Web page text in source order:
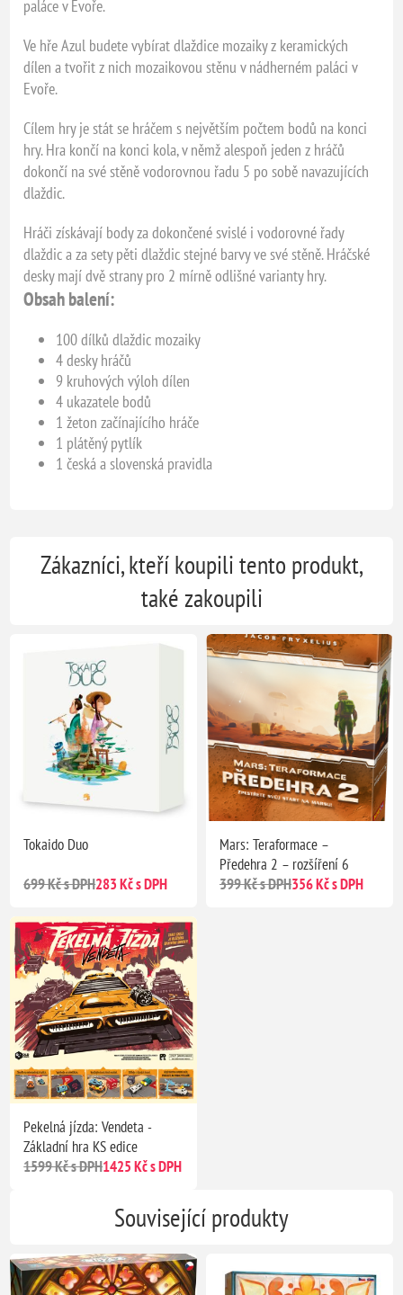
paláce v Evoře.
Ve hře Azul budete vybírat dlaždice mozaiky z keramických
dílen a tvořit z nich mozaikovou stěnu v nádherném paláci v
Evoře.
Cílem hry je stát se hráčem s největším počtem bodů na konci
hry. Hra končí na konci kola, v němž alespoň jeden z hráčů
dokončí na své stěně vodorovnou řadu 5 po sobě navazujících
dlaždic.
Hráči získávají body za dokončené svislé i vodorovné řady
dlaždic a za sety pěti dlaždic stejné barvy ve své stěně. Hráčské
desky mají dvě strany pro 2 mírně odlišné varianty hry.
Obsah balení:
100 dílků dlaždic mozaiky
4 desky hráčů
9 kruhových výloh dílen
4 ukazatele bodů
1 žeton začínajícího hráče
1 plátěný pytlík
1 česká a slovenská pravidla
Zákazníci, kteří koupili tento produkt,
také zakoupili
Tokaido Duo
699 Kč s DPH283 Kč s DPH
Mars: Teraformace –
Předehra 2 – rozšíření 6
399 Kč s DPH356 Kč s DPH
Pekelná jízda: Vendeta -
Základní hra KS edice
1599 Kč s DPH1425 Kč s DPH
Související produkty